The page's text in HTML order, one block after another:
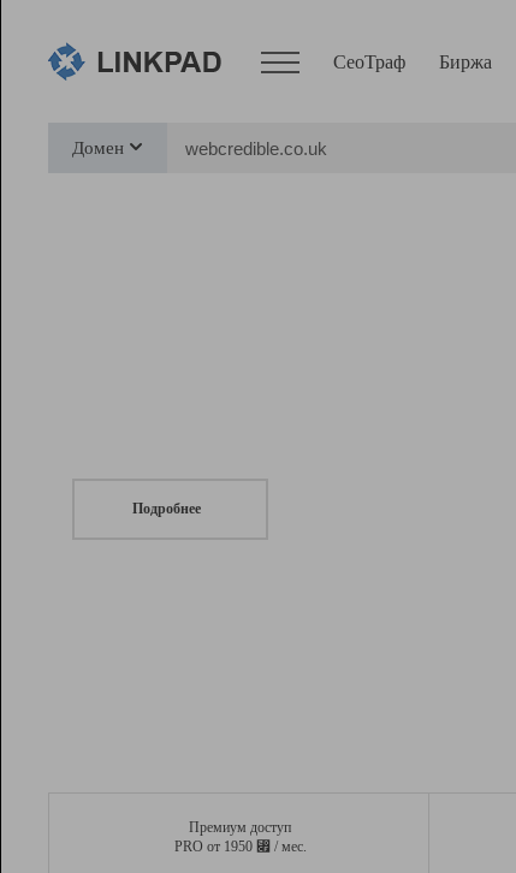
СеоТраф Биржа
Домен
Подробнее
Премиум доступ
PRO от 1950 ⃏ / мес.